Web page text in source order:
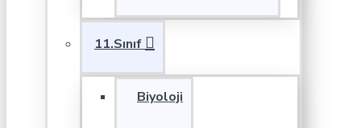
11.Sınıf
Biyoloji